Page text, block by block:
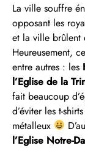
La ville souffre
opposant les
et la ville brûlent
Heureusement,
entre autres : les
l’Eglise de la
fait beaucoup
d’éviter les t-
métalleux
l’Eglise Notre-